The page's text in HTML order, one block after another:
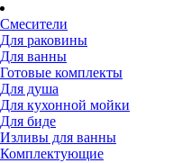
Смесители
Для раковины
Для ванны
Готовые комплекты
Для душа
Для кухонной мойки
Для биде
Изливы для ванны
Комплектующие